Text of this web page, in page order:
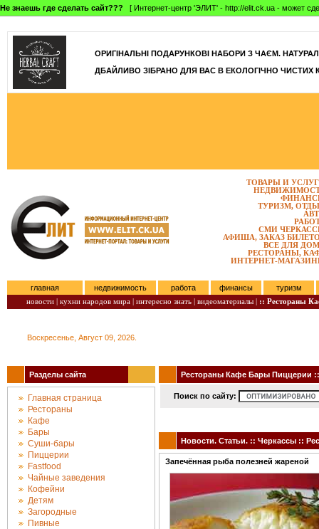
Не знаешь где сделать сайт??? [ Интернет-центр 'ЭЛИТ' - http://elit.ck.ua - может
]
ОРИГІНАЛЬНІ ПОДАРУНКОВІ НАБОРИ З ЧАЄМ.
ДБАЙЛИВО ЗІБРАНО ДЛЯ ВАС В ЕКОЛОГІЧНО ЧИСТИХ
ТОВАРЫ И
ТУРИЗМ,
СМИ
АФИША, ЗАКАЗ
ВСЕ ДЛЯ
РЕСТОРАНЫ,
ИНТЕРНЕТ-
главная недвижимость работа финансы
туризм
новости | кухни народов мира | интересно знать | видеоматериалы | :: Рестораны
Воскресенье, Август 09, 2026.
Разделы сайта
Главная страница
Рестораны
Кафе
Бары
Суши-бары
Пиццерии
Fastfood
Чайные заведения
Кофейни
Детям
Загородные
Пивные
Рестораны Кафе Бары Пиццерии ::
Поиск по сайту:
Новости. Статьи. :: Черкассы ::
Запечённая рыба полезней жареной